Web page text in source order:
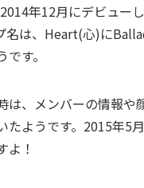
年12月にデビュー
名は、Heart(心)に
す。
は、メンバーの情報
たようです。2015年5
よ！